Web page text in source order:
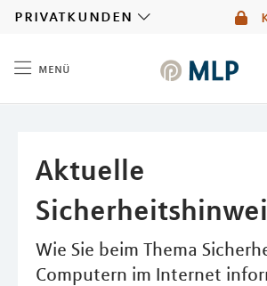
privatkunden
menü
Aktuelle
Wie Sie beim Thema
Computern im Internet